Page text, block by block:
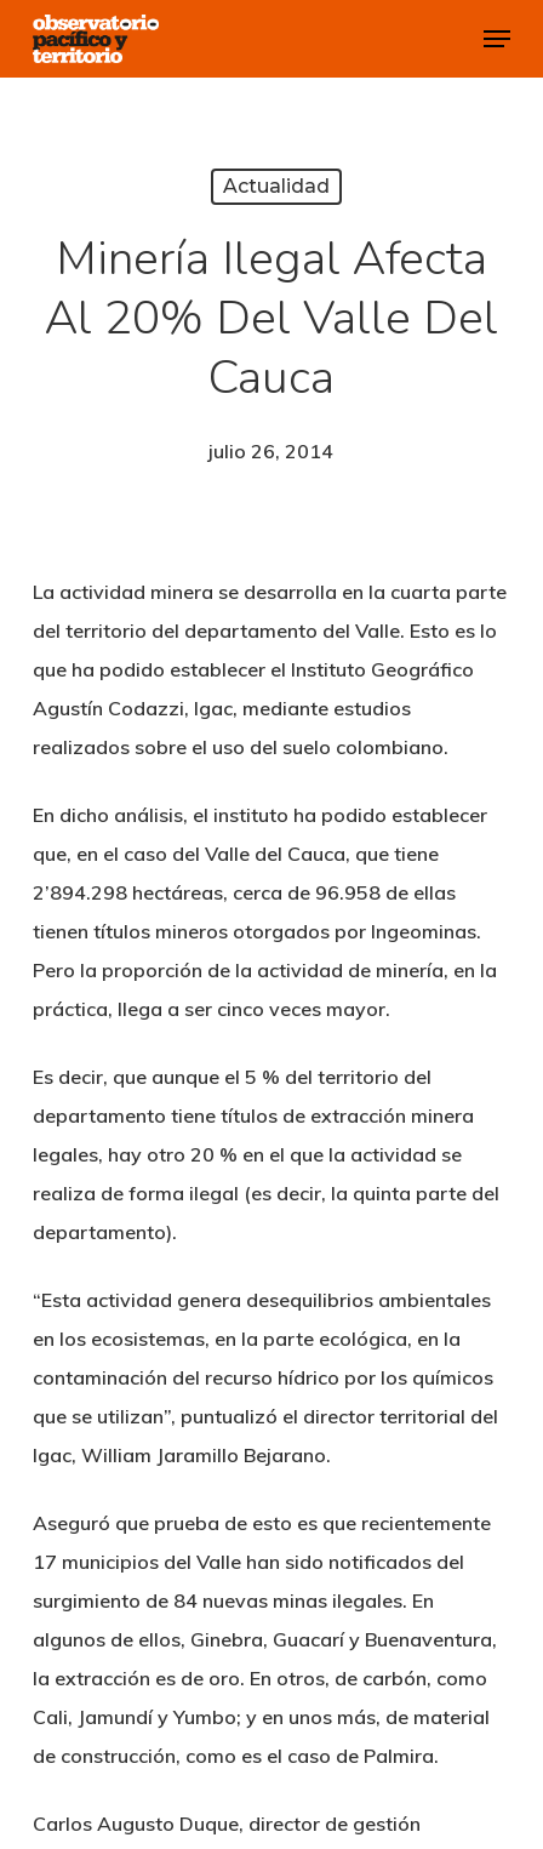
Skip
Menu
Actualidad
Minería Ilegal Afecta
Al 20% Del Valle Del
Cauca
julio 26, 2014
La actividad minera se desarrolla en la cuarta parte
del territorio del departamento del Valle. Esto es lo
que ha podido establecer el Instituto Geográfico
Agustín Codazzi, Igac, mediante estudios
realizados sobre el uso del suelo colombiano.
En dicho análisis, el instituto ha podido establecer
que, en el caso del Valle del Cauca, que tiene
2’894.298 hectáreas, cerca de 96.958 de ellas
tienen títulos mineros otorgados por Ingeominas.
Pero la proporción de la actividad de minería, en la
práctica, llega a ser cinco veces mayor.
Es decir, que aunque el 5 % del territorio del
departamento tiene títulos de extracción minera
legales, hay otro 20 % en el que la actividad se
realiza de forma ilegal (es decir, la quinta parte del
departamento).
“Esta actividad genera desequilibrios ambientales
en los ecosistemas, en la parte ecológica, en la
contaminación del recurso hídrico por los químicos
que se utilizan”, puntualizó el director territorial del
Igac, William Jaramillo Bejarano.
Aseguró que prueba de esto es que recientemente
17 municipios del Valle han sido notificados del
surgimiento de 84 nuevas minas ilegales. En
algunos de ellos, Ginebra, Guacarí y Buenaventura,
la extracción es de oro. En otros, de carbón, como
Cali, Jamundí y Yumbo; y en unos más, de material
de construcción, como es el caso de Palmira.
Carlos Augusto Duque, director de gestión
Close